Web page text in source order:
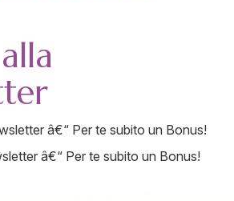
â€“ Per te subito un Bonus!